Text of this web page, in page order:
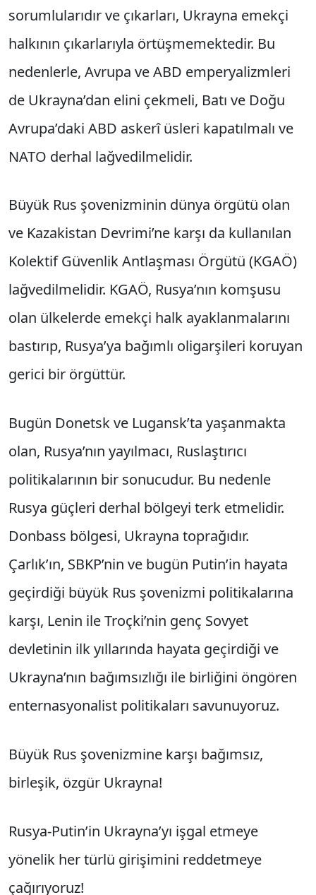
sorumlularıdır ve çıkarları, Ukrayna emekçi
halkının çıkarlarıyla örtüşmemektedir. Bu
nedenlerle, Avrupa ve ABD emperyalizmleri
de Ukrayna’dan elini çekmeli, Batı ve Doğu
Avrupa’daki ABD askerî üsleri kapatılmalı ve
NATO derhal lağvedilmelidir.
Büyük Rus şovenizminin dünya örgütü olan
ve Kazakistan Devrimi’ne karşı da kullanılan
Kolektif Güvenlik Antlaşması Örgütü (KGAÖ)
lağvedilmelidir. KGAÖ, Rusya’nın komşusu
olan ülkelerde emekçi halk ayaklanmalarını
bastırıp, Rusya’ya bağımlı oligarşileri koruyan
gerici bir örgüttür.
Bugün Donetsk ve Lugansk’ta yaşanmakta
olan, Rusya’nın yayılmacı, Ruslaştırıcı
politikalarının bir sonucudur. Bu nedenle
Rusya güçleri derhal bölgeyi terk etmelidir.
Donbass bölgesi, Ukrayna toprağıdır.
Çarlık’ın, SBKP’nin ve bugün Putin’in hayata
geçirdiği büyük Rus şovenizmi politikalarına
karşı, Lenin ile Troçki’nin genç Sovyet
devletinin ilk yıllarında hayata geçirdiği ve
Ukrayna’nın bağımsızlığı ile birliğini öngören
enternasyonalist politikaları savunuyoruz.
Büyük Rus şovenizmine karşı bağımsız,
birleşik, özgür Ukrayna!
Rusya-Putin’in Ukrayna’yı işgal etmeye
yönelik her türlü girişimini reddetmeye
çağırıyoruz!